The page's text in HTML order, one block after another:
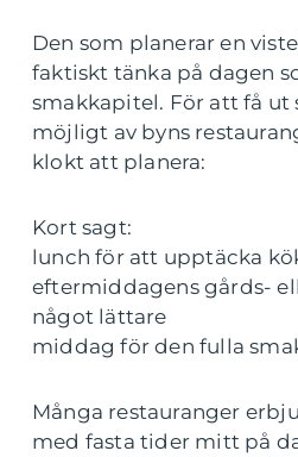
Den som planerar en
faktiskt tänka på dagen
smakkapitel. För att få ut
möjligt av byns
klokt att planera:
Kort sagt:
lunch för att upptäcka
eftermiddagens gårds-
något lättare
middag för den fulla
Många restauranger
med fasta tider mitt på